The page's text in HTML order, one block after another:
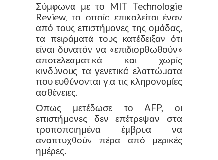
Σύμφωνα με το MIT Technologie
Review, το οποίο επικαλείται έναν
από τους επιστήμονες της ομάδας,
τα πειράματά τους κατέδειξαν ότι
είναι δυνατόν να «επιδιορθωθούν»
αποτελεσματικά και χωρίς
κινδύνους τα γενετικά ελαττώματα
που ευθύνονται για τις κληρονομίες
ασθένειες.
Όπως μετέδωσε το AFP, οι
επιστήμονες δεν επέτρεψαν στα
τροποποιημένα έμβρυα να
αναπτυχθούν πέρα από μερικές
ημέρες.